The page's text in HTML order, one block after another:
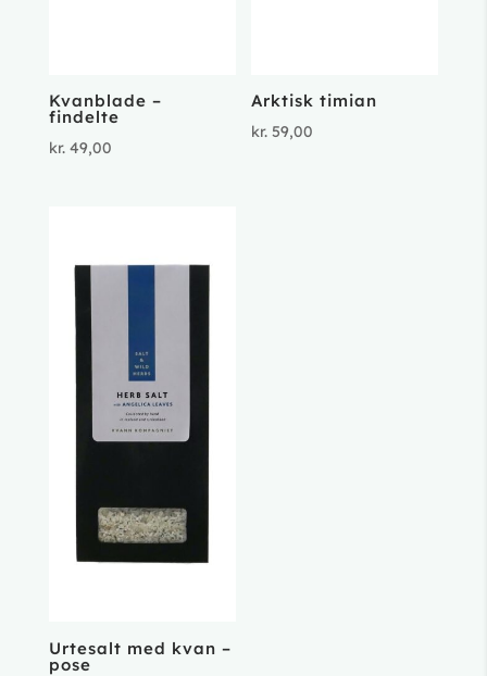
Kvanblade –
findelte
kr.49,00
Arktisk timian
kr. 59,00
Urtesalt med kvan –
pose